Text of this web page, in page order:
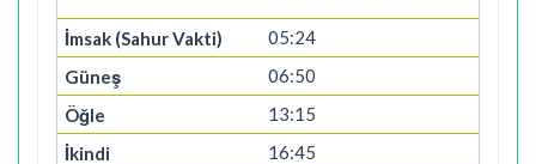
05:24
06:50
13:15
16:45